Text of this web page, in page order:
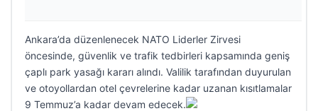
Ankara’da düzenlenecek NATO Liderler Zirvesi
öncesinde, güvenlik ve trafik tedbirleri kapsamında geniş
çaplı park yasağı kararı alındı. Valilik tarafından duyurulan
ve otoyollardan otel çevrelerine kadar uzanan kısıtlamalar
9 Temmuz’a kadar devam edecek.